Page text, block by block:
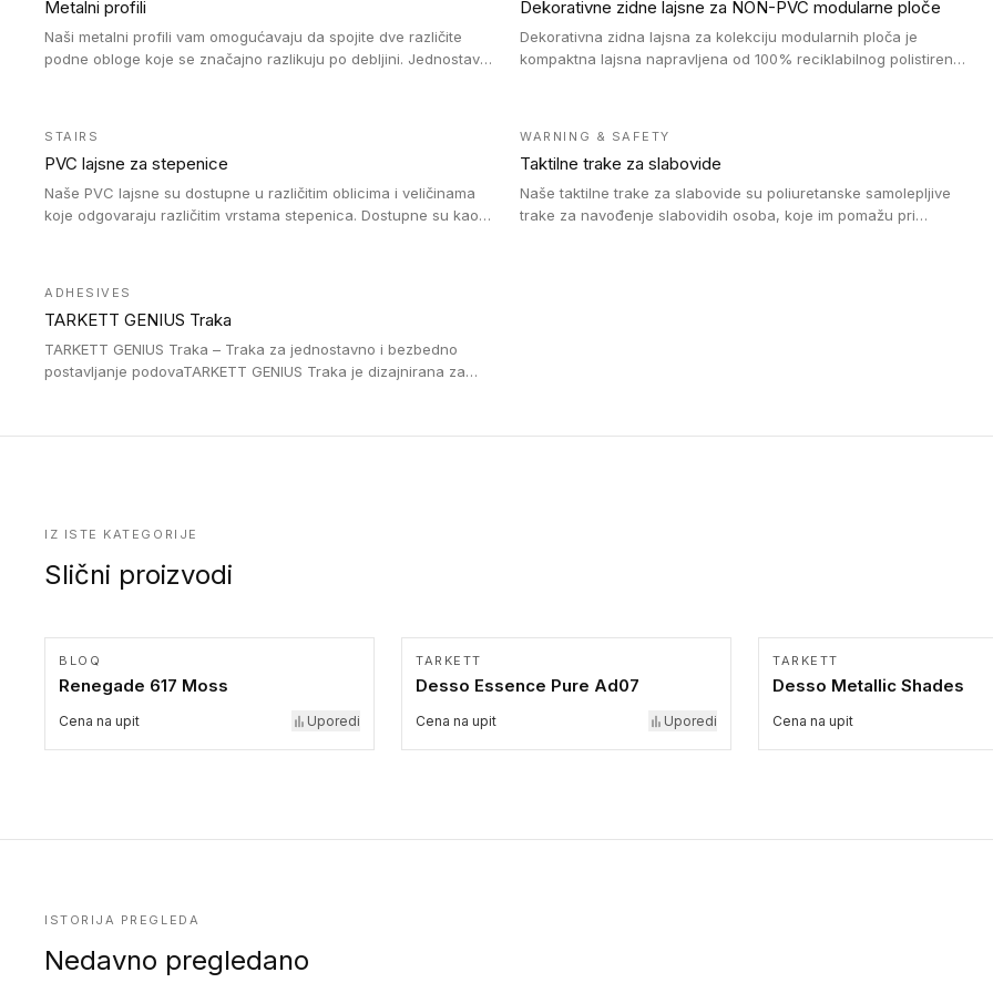
Metalni profili
Naši metalni profili vam omogućavaju da spojite dve različite
podne obloge koje se značajno razlikuju po debljini. Jednostavni
Dekorativne zidne lajsne za NON-PVC modularne ploče
Dekorativna zidna lajsna za kolekciju modularnih ploča je
kompaktna lajsna napravljena od 100% reciklabilnog polistirena,
STAIRS
PVC lajsne za stepenice
Naše PVC lajsne su dostupne u različitim oblicima i veličinama
koje odgovaraju različitim vrstama stepenica. Dostupne su kao
uglom, sa poluprečnikom savijanja od 2R za stepenice više od
16 cm. Poste i verzije od aluminijuma za oblasti pod visokim
opterećenjem. Postavljaju se na postojeći pod. Veoma su
WARNING & SAFETY
Taktilne trake za slabovide
Naše taktilne trake za slabovide su poliuretanske samolepljive
trake za navođenje slabovidih osoba, koje im pomažu pri
ADHESIVES
TARKETT GENIUS Traka
TARKETT GENIUS Traka – Traka za jednostavno i bezbedno
postavljanje podovaTARKETT GENIUS Traka je dizajnirana za
IZ ISTE KATEGORIJE
Slični proizvodi
BLOQ
Renegade 617 Moss
Cena na upit Uporedi
TARKETT
Desso Essence Pure Ad07
Cena na upit Uporedi
TARKETT
Desso Metallic Shades
Cena na upit
ISTORIJA PREGLEDA
Nedavno pregledano